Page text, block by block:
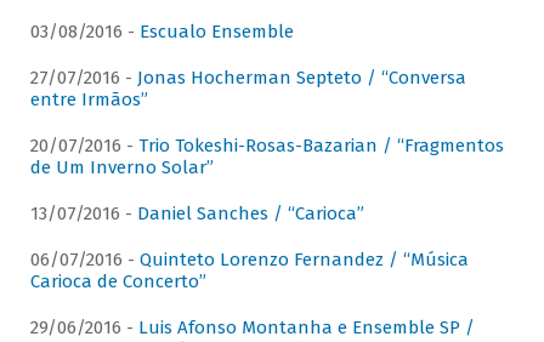
03/08/2016 - Escualo Ensemble
27/07/2016 - Jonas Hocherman Septeto / “Conversa
entre Irmãos”
20/07/2016 - Trio Tokeshi-Rosas-Bazarian / “Fragmentos
de Um Inverno Solar”
13/07/2016 - Daniel Sanches / “Carioca”
06/07/2016 - Quinteto Lorenzo Fernandez / “Música
Carioca de Concerto”
29/06/2016 - Luis Afonso Montanha e Ensemble SP /